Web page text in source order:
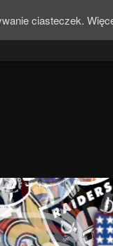
ciasteczek.